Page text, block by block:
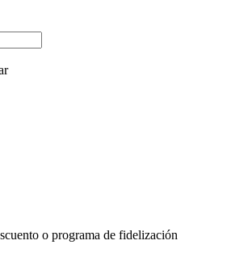
o programa de fidelización